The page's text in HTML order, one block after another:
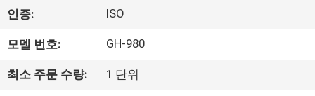
면
우
리
인증: ISO
모델 번호: GH-980
최소 주문 수량: 1 단위